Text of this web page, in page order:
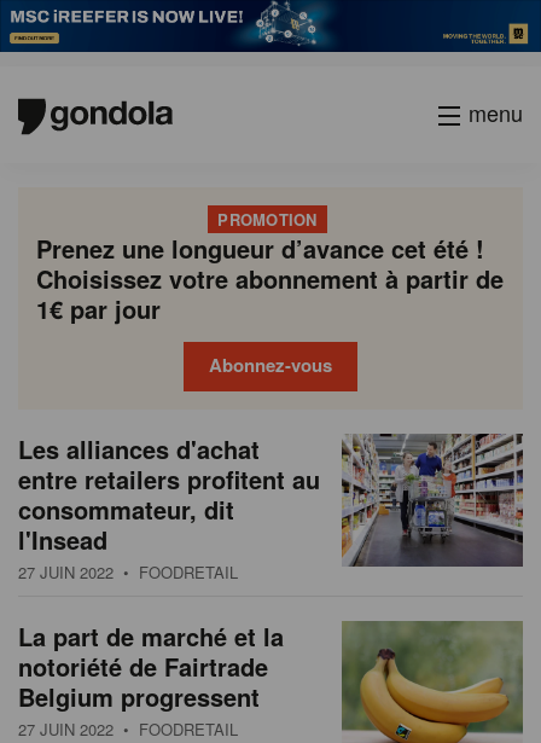
menu
PROMOTION
Prenez une longueur d’avance cet été !
Choisissez votre abonnement à partir de
1€ par jour
Abonnez-vous
N
e
w
s
Les alliances d'achat
entre retailers profitent au
consommateur, dit
l'Insead
27 JUIN 2022 • FOODRETAIL
La part de marché et la
notoriété de Fairtrade
Belgium progressent
27 JUIN 2022 • FOODRETAIL
P
a
g
i
n
t
i
o
n
Previous
page
Page
Page
Page
Page
Current
page
Page
Page
Page
Page
Next
page
academy
society